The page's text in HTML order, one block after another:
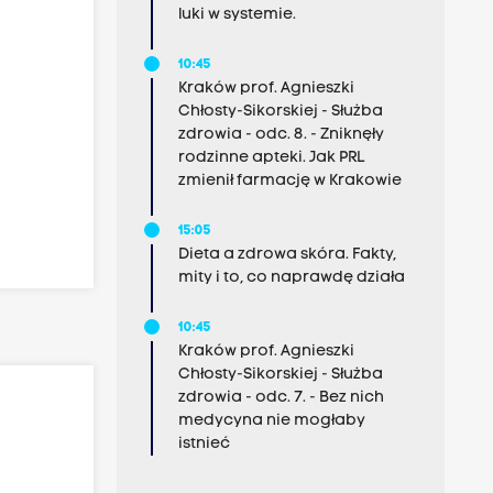
luki w systemie.
10:45
Kraków prof. Agnieszki
Chłosty-Sikorskiej - Służba
zdrowia - odc. 8. - Zniknęły
rodzinne apteki. Jak PRL
zmienił farmację w Krakowie
15:05
Dieta a zdrowa skóra. Fakty,
mity i to, co naprawdę działa
10:45
Kraków prof. Agnieszki
Chłosty-Sikorskiej - Służba
zdrowia - odc. 7. - Bez nich
medycyna nie mogłaby
istnieć